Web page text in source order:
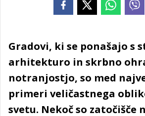
Gradovi, ki se ponašajo s
arhitekturo in skrbno
notranjostjo, so med
primeri veličastnega
svetu. Nekoč so zatočišče